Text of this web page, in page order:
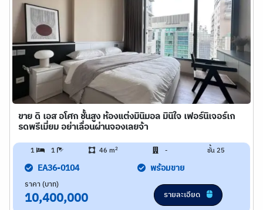
ขาย ดิ เอส อโศก ชั้นสูง ห้องแต่งมินิมอล มินิใจ เฟอร์นิเจอร์เก
รดพรีเมี่ยม อย่าเลื่อนผ่านจองเลยจ้า
1 1 46 m2 - ชั้น 25
EA36-0104 พร้อมขาย
ราคา (บาท)
10,400,000 รายละเอียด